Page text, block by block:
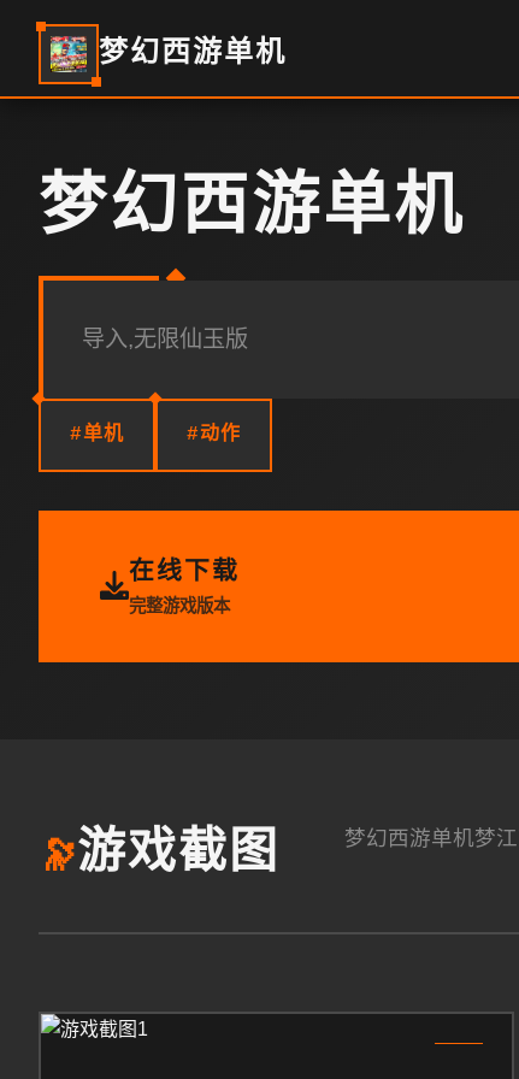
梦幻西游单机
梦幻西游单机
导入,无限仙玉版
#单机 #动作
在线下载
完整游戏版本
🔭游戏截图
梦幻西游单机梦